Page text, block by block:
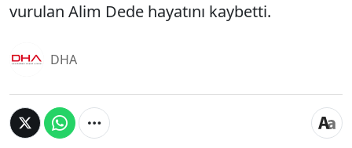
vurulan Alim Dede hayatını kaybetti.
DHA